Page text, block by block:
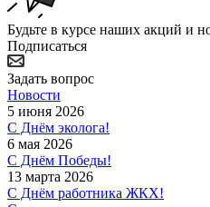
Будьте в курсе наших акций и
Подписаться
Задать вопрос
Новости
5 июня 2026
С Днём эколога!
6 мая 2026
С Днём Победы!
13 марта 2026
С Днём работника ЖКХ!